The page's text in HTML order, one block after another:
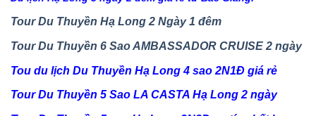
Tour Du Thuyền Hạ Long 2 Ngày 1 đêm
Tour Du Thuyền 6 Sao AMBASSADOR CRUISE 2 ngày
Tou du lịch Du Thuyền Hạ Long 4 sao 2N1Đ giá rẻ
Tour Du Thuyền 5 Sao LA CASTA Hạ Long 2 ngày